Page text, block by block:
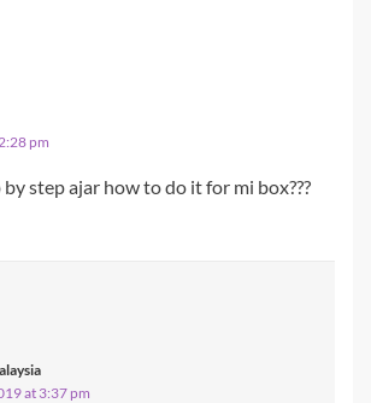
pm
step ajar how to do it for mi box???
at 3:37 pm